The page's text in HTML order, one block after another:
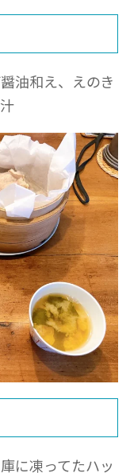
油和え、えのき
に凍ってたハッ